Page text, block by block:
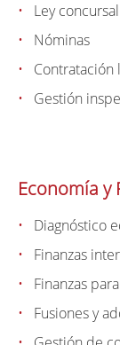
Ley concursal
Nóminas
Contratación
Gestión
Economía y
Diagnóstico
Finanzas
Finanzas
Fusiones y